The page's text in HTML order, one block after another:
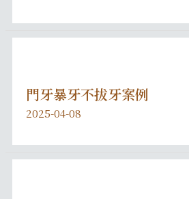
門牙暴牙不拔牙案例
2025-04-08